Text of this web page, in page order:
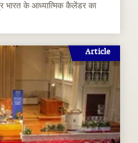
भारत के आध्यात्मिक कैलेंडर का
Article